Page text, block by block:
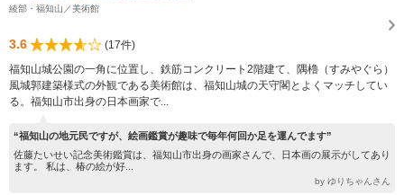
綾部・福知山／美術館
3.6
(17件)
福知山城公園の一角に位置し、鉄筋コンクリート2階建て、隅櫓（すみやぐら）
風城郭建築様式の外観である美術館は、福知山城の天守閣とよくマッチしてい
る。福知山市出身の日本画家で...
“福知山の地元民ですが、絵画鑑賞が趣味で毎年何回か足を運んでます”
佐藤たいせい記念美術鑑賞は、福知山市出身の画家さんで、日本画の展示がしてあり
ます。 私は、椿の絵が好...
by ゆりちゃんさん